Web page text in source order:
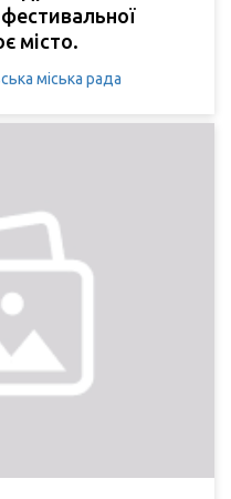
місто.
міська рада